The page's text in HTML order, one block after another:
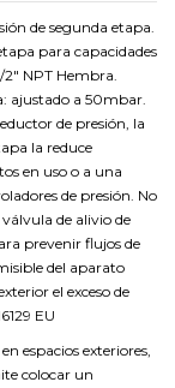
de segunda etapa.
para capacidades
NPT Hembra.
ajustado a 50mbar.
de presión, la
la reduce
en uso o a una
de presión. No
de alivio de
prevenir flujos de
del aparato
el exceso de
EU
espacios exteriores,
colocar un